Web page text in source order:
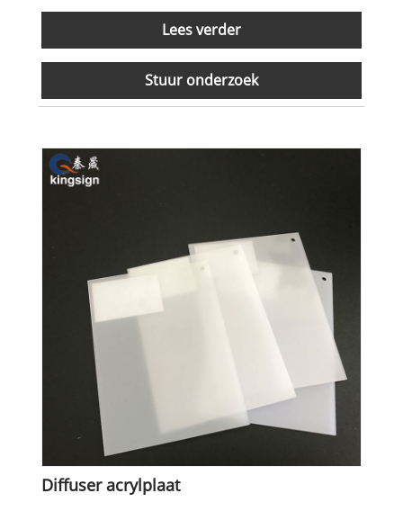
Lees verder
Stuur onderzoek
Diffuser acrylplaat